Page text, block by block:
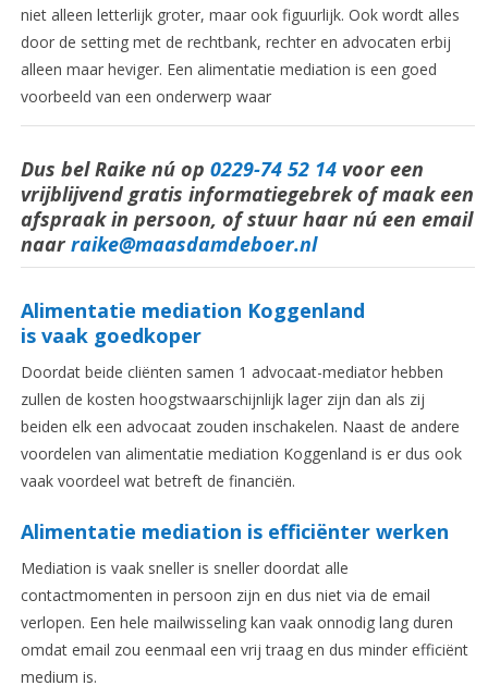
niet alleen letterlijk groter, maar ook figuurlijk. Ook wordt alles
door de setting met de rechtbank, rechter en advocaten erbij
alleen maar heviger. Een alimentatie mediation is een goed
voorbeeld van een onderwerp waar
Dus bel Raike nú op 0229-74 52 14 voor een
vrijblijvend gratis informatiegebrek of maak een
afspraak in persoon, of stuur haar nú een email
naar raike@maasdamdeboer.nl
Alimentatie mediation Koggenland
is vaak goedkoper
Doordat beide cliënten samen 1 advocaat-mediator hebben
zullen de kosten hoogstwaarschijnlijk lager zijn dan als zij
beiden elk een advocaat zouden inschakelen. Naast de andere
voordelen van alimentatie mediation Koggenland is er dus ook
vaak voordeel wat betreft de financiën.
Alimentatie mediation is efficiënter werken
Mediation is vaak sneller is sneller doordat alle
contactmomenten in persoon zijn en dus niet via de email
verlopen. Een hele mailwisseling kan vaak onnodig lang duren
omdat email zou eenmaal een vrij traag en dus minder efficiënt
medium is.